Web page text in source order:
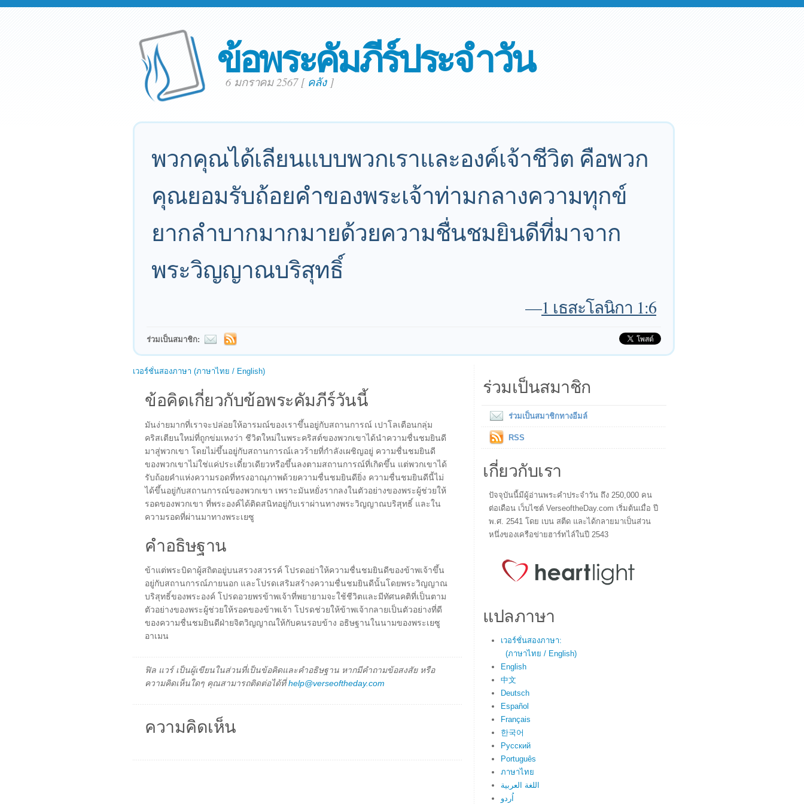
ข้อพระคัมภีร์ประจำวัน
6 มกราคม 2567 [ คลัง]
พวกคุณได้เลียนแบบพวกเราและองค์เจ้าชีวิต คือพวก
คุณยอมรับถ้อยคำของพระเจ้าท่ามกลางความทุกข์
ยากลำบากมากมายด้วยความชื่นชมยินดีที่มาจาก
พระวิญญาณบริสุทธิ์
—1 เธสะโลนิกา 1:6
ร่วมเป็นสมาชิก:
เวอร์ชั่นสองภาษา (ภาษาไทย / English)
ข้อคิดเกี่ยวกับข้อพระคัมภีร์วันนี้
มันง่ายมากที่เราจะปล่อยให้อารมณ์ของเราขึ้นอยู่กับสถานการณ์ เปาโลเตือนกลุ่ม
คริสเตียนใหม่ที่ถูกข่มเหงว่า ชีวิตใหม่ในพระคริสต์ของพวกเขาได้นำความชื่นชมยินดี
มาสู่พวกเขา โดยไม่ขึ้นอยู่กับสถานการณ์เลวร้ายที่กำลังเผชิญอยู่ ความชื่นชมยินดี
ของพวกเขาไม่ใช่แค่ประเดี๋ยวเดียวหรือขึ้นลงตามสถานการณ์ที่เกิดขึ้น แต่พวกเขาได้
รับถ้อยคำแห่งความรอดที่ทรงอาณุภาพด้วยความชื่นชมยินดียิ่ง ความชื่นชมยินดีนี้ไม่
ได้ขึ้นอยู่กับสถานการณ์ของพวกเขา เพราะมันหยั่งรากลงในตัวอย่างของพระผู้ช่วยให้
รอดของพวกเขา ที่พระองค์ได้ติดสนิทอยู่กับเราผ่านทางพระวิญญาณบริสุทธิ์ และใน
ความรอดที่ผ่านมาทางพระเยซู
คำอธิษฐาน
ข้าแต่พระบิดาผู้สถิตอยู่บนสรวงสวรรค์ โปรดอย่าให้ความชื่นชมยินดีของข้าพเจ้าขึ้น
อยู่กับสถานการณ์ภายนอก และโปรดเสริมสร้างความชื่นชมยินดีนั้นโดยพระวิญญาณ
บริสุทธิ์ของพระองค์ โปรดอวยพรข้าพเจ้าที่พยายามจะใช้ชีวิตและมีทัศนคติที่เป็นตาม
ตัวอย่างของพระผู้ช่วยให้รอดของข้าพเจ้า โปรดช่วยให้ข้าพเจ้ากลายเป็นตัวอย่างที่ดี
ของความชื่นชมยินดีฝ่ายจิตวิญญาณให้กับคนรอบข้าง อธิษฐานในนามของพระเยซู
อาเมน
ฟิล แวร์ เป็นผู้เขียนในส่วนที่เป็นข้อคิดและคำอธิษฐาน หากมีคำถามข้อสงสัย หรือ
ความคิดเห็นใดๆ คุณสามารถติดต่อได้ที่help@verseoftheday.com
ความคิดเห็น
ร่วมเป็นสมาชิก
ร่วมเป็นสมาชิกทางอีมล์
RSS
เกี่ยวกับเรา
ปัจจุบันนี้มีผู้อ่านพระคำประจำวัน ถึง 250,000 คน
ต่อเดือน เว็บไซต์ VerseoftheDay.com เริ่มต้นเมื่อ ปี
พ.ศ. 2541 โดย เบน สตีด และได้กลายมาเป็นส่วน
หนึ่งของเครือข่ายฮาร์ทไล์ในปี 2543
แปลภาษา
เวอร์ชั่นสองภาษา:
(ภาษาไทย / English)
English
中文
Deutsch
Español
Français
한국어
Русский
Português
ภาษาไทย
اللغة العربية
اُردو